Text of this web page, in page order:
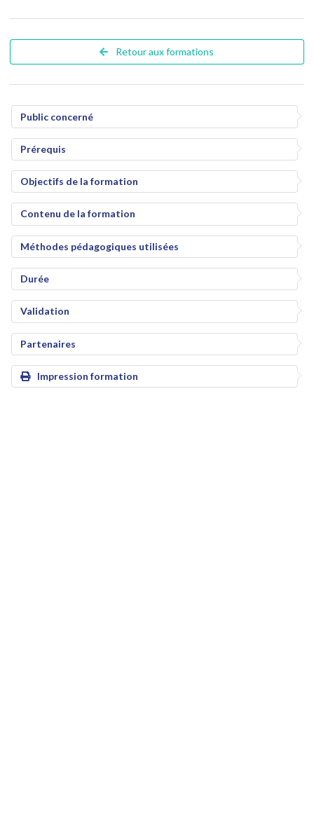
Retour aux formations
Public concerné
Prérequis
Objectifs de la formation
Contenu de la formation
Méthodes pédagogiques utilisées
Durée
Validation
Partenaires
Impression formation